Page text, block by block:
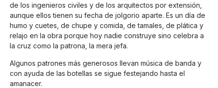
de los ingenieros civiles y de los arquitectos por extensión,
aunque ellos tienen su fecha de jolgorio aparte. Es un día de
humo y cuetes, de chupe y comida, de tamales, de plática y
relajo en la obra porque hoy nadie construye sino celebra a
la cruz como la patrona, la mera jefa.
Algunos patrones más generosos llevan música de banda y
con ayuda de las botellas se sigue festejando hasta el
amanacer.